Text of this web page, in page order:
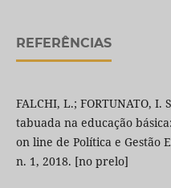
REFERÊNCIAS
FALCHI, L.; FORTUNATO,
tabuada na educação
on line de Política e Gestão
n. 1, 2018. [no prelo]